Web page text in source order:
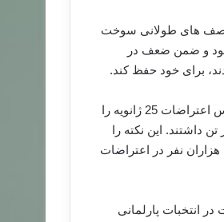
صف های طولانی سوخت
و ضمن ضعف در
برای خود حفظ کند.
در حرکتی کاملا ساده لوحانه مادر خالد سعید- جوانی که کشته شدن آن به دست نیروهای پلیس اعتراضات 25 ژانویه را
داشتند. این نکته را
نفر در اعتراضات
انتخبات پارلمانی